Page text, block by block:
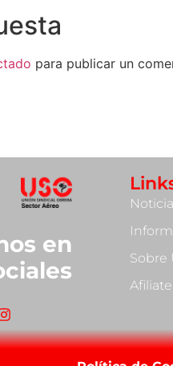
para publicar un
en
Sobre